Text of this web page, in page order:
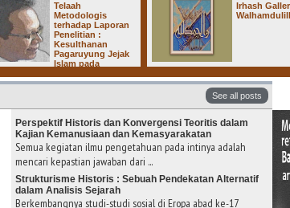
Telaah
Metodologis
terhadap Laporan
Penelitian :
Kesulthanan
Pagaruyung Jejak
Islam pada
Irhash Gallery : "
Walhamdulillah "
See all posts
Perspektif Historis dan Konvergensi Teoritis dalam
Kajian Kemanusiaan dan Kemasyarakatan
Semua kegiatan ilmu pengetahuan pada intinya adalah
mencari kepastian jawaban dari ...
Strukturisme Historis : Sebuah Pendekatan Alternatif
dalam Analisis Sejarah
Berkembangnya studi-studi sosial di Eropa abad ke-17